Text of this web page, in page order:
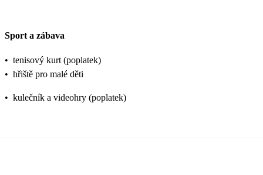
Sport a zábava
• tenisový kurt (poplatek)
• hřiště pro malé děti
• kulečník a videohry (poplatek)